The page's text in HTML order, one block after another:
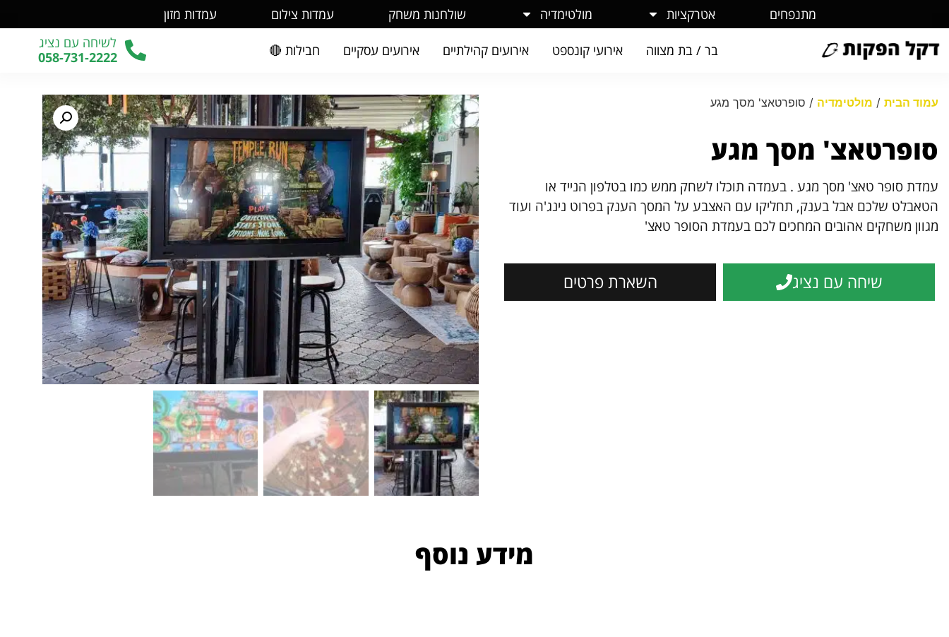
מתנפחים אטרקציות מולטימדיה שולחנות משחק עמדות צילום עמדות מזון
בר / בת מצווה אירועי קונספט אירועים קהילתיים אירועים עסקיים חבילות 🔴
לשיחה עם נציג
058-731-2222
עמוד הבית / מולטימדיה / סופרטאצ' מסך מגע
סופרטאצ' מסך מגע
עמדת סופר טאצ' מסך מגע . בעמדה תוכלו לשחק ממש כמו בטלפון הנייד או
הטאבלט שלכם אבל בענק, תחליקו עם האצבע על המסך הענק בפרוט נינג'ה ועוד
מגוון משחקים אהובים המחכים לכם בעמדת הסופר טאצ'
שיחה עם נציג השארת פרטים
מידע נוסף